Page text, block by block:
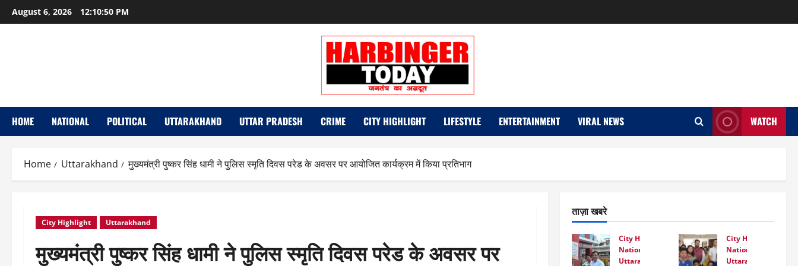
Skip
to
August 6, 2026 12:10:52 PM
HOME NATIONAL POLITICAL UTTARAKHAND UTTAR PRADESH CRIME CITY HIGHLIGHT LIFESTYLE ENTERTAINMENT VIRAL NEWS WATCH
Home Uttarakhand मुख्यमंत्री पुष्कर सिंह धामी ने पुलिस स्मृति दिवस परेड के अवसर पर आयोजित कार्यक्रम में किया प्रतिभाग
City Highlight Uttarakhand
मुख्यमंत्री पुष्कर सिंह धामी ने पुलिस स्मृति दिवस परेड के अवसर पर
ताज़ा खबरे
City Highlight
National
Uttarakhand
City Highlight
National
Uttarakhand